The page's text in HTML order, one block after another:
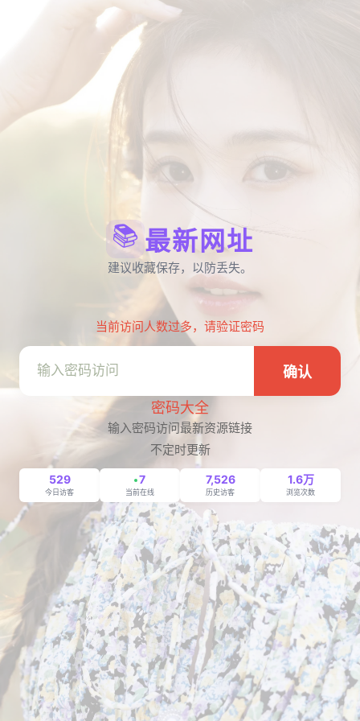
📚 最新网址
建议收藏保存，以防丢失。
当前访问人数过多，请验证密码
确认
密码大全
输入密码访问最新资源链接
不定时更新
529
今日访客
7
当前在线
7,526
历史访客
1.6万
浏览次数